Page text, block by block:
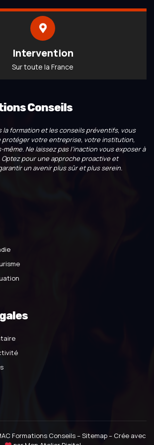
Intervention
Sur toute la France
Conseils
la formation et les conseils préventifs, vous
protéger votre entreprise, votre institution,
Ne laissez pas l’inaction vous exposer à
pour une approche proactive et
un avenir plus sûr et plus serein.
Formations Conseils –Sitemap– Crée avec